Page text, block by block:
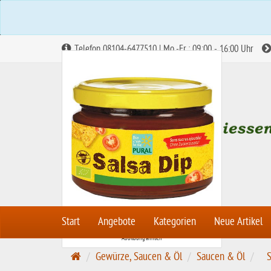
Telefon 08104-6477510 | Mo.-Fr.: 09:00 - 16:00 Uhr
Start Angebote Kategorien Neue Artikel
S
Gewürze, Saucen & Öl Saucen & Öl
Abbildung ähnlich